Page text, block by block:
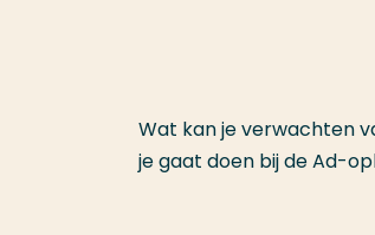
Wat kan je verwachten
je gaat doen bij de Ad-